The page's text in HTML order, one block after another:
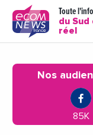
Toute
du Sud
réel
Nos
85K